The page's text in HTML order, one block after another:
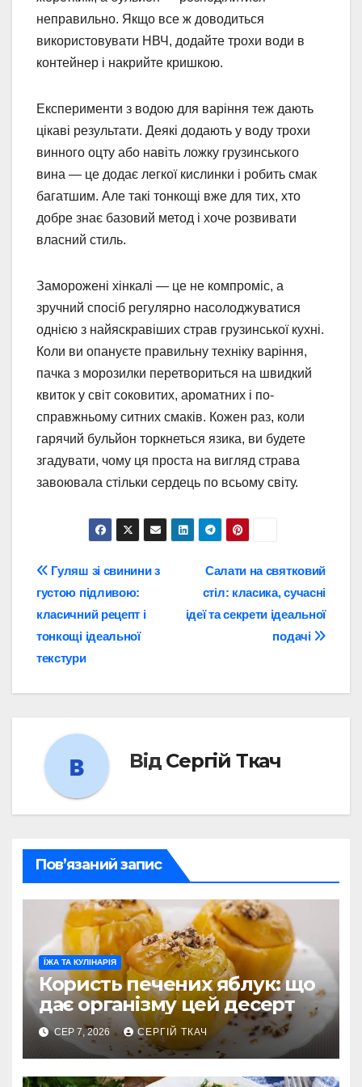
неправильно. Якщо все ж доводиться
використовувати НВЧ, додайте трохи води в
контейнер і накрийте кришкою.
Експерименти з водою для варіння теж дають
цікаві результати. Деякі додають у воду трохи
винного оцту або навіть ложку грузинського
вина — це додає легкої кислинки і робить смак
багатшим. Але такі тонкощі вже для тих, хто
добре знає базовий метод і хоче розвивати
власний стиль.
Заморожені хінкалі — це не компроміс, а
зручний спосіб регулярно насолоджуватися
однією з найяскравіших страв грузинської кухні.
Коли ви опануєте правильну техніку варіння,
пачка з морозилки перетвориться на швидкий
квиток у світ соковитих, ароматних і по-
справжньому ситних смаків. Кожен раз, коли
гарячий бульйон торкнеться язика, ви будете
згадувати, чому ця проста на вигляд страва
завоювала стільки сердець по всьому світу.
Навігація
записів
Салати на святковий
стіл: класика, сучасні
ідеї та секрети ідеальної
подачі
Гуляш зі свинини з
густою підливою:
класичний рецепт і
тонкощі ідеальної
текстури
Від Сергій Ткач
Пов’язаний запис
ЇЖА ТА КУЛІНАРІЯ
Користь печених яблук: що
дає організму цей десерт
СЕР 7, 2026 СЕРГІЙ ТКАЧ